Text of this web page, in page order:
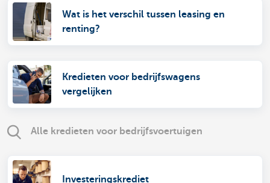
Wat is het verschil tussen leasing en
renting?
Kredieten voor bedrijfswagens
vergelijken
Alle kredieten voor bedrijfsvoertuigen
Investeringskrediet